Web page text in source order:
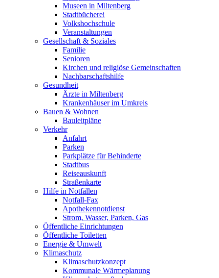
Museen in Miltenberg
Stadtbücherei
Volkshochschule
Veranstaltungen
Gesellschaft & Soziales
Familie
Senioren
Kirchen und religiöse Gemeinschaften
Nachbarschaftshilfe
Gesundheit
Ärzte in Miltenberg
Krankenhäuser im Umkreis
Bauen & Wohnen
Bauleitpläne
Verkehr
Anfahrt
Parken
Parkplätze für Behinderte
Stadtbus
Reiseauskunft
Straßenkarte
Hilfe in Notfällen
Notfall-Fax
Apothekennotdienst
Strom, Wasser, Parken, Gas
Öffentliche Einrichtungen
Öffentliche Toiletten
Energie & Umwelt
Klimaschutz
Klimaschutzkonzept
Kommunale Wärmeplanung